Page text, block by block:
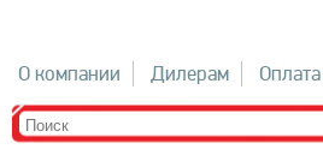
О компании Дилерам Оплата